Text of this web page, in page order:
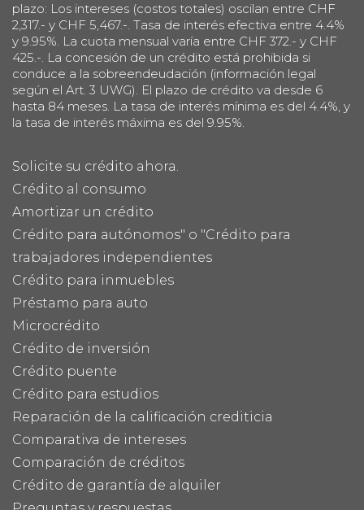
plazo: Los intereses (costos totales) oscilan entre CHF
2,317.- y CHF 5,467.-. Tasa de interés efectiva entre 4.4%
y 9.95%. La cuota mensual varía entre CHF 372.- y CHF
425.-. La concesión de un crédito está prohibida si
conduce a la sobreendeudación (información legal
según el Art. 3 UWG). El plazo de crédito va desde 6
hasta 84 meses. La tasa de interés mínima es del 4.4%, y
la tasa de interés máxima es del 9.95%.
Solicite su crédito ahora.
Crédito al consumo
Amortizar un crédito
Crédito para autónomos" o "Crédito para
trabajadores independientes
Crédito para inmuebles
Préstamo para auto
Microcrédito
Crédito de inversión
Crédito puente
Crédito para estudios
Reparación de la calificación crediticia
Comparativa de intereses
Comparación de créditos
Crédito de garantía de alquiler